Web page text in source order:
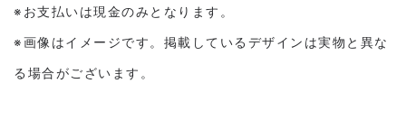
※お支払いは現金のみとなります。
※画像はイメージです。掲載しているデザインは実物と異な
る場合がございます。